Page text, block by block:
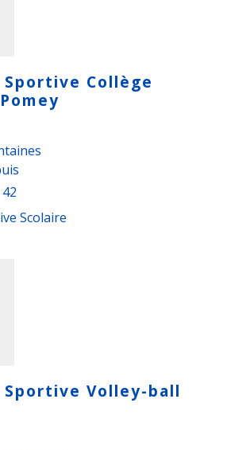
Collège
Scolaire
Volley-ball